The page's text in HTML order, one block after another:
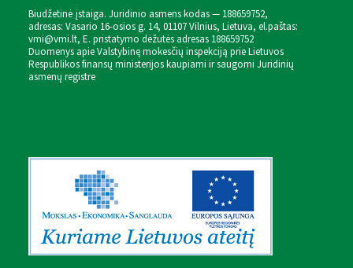
Biudžetinė įstaiga. Juridinio asmens kodas — 188659752,
adresas: Vasario 16-osios g. 14, 01107 Vilnius, Lietuva, el.paštas:
vmi@vmi.lt, E. pristatymo dėžutės adresas 188659752
Duomenys apie Valstybinę mokesčių inspekciją prie Lietuvos
Respublikos finansų ministerijos kaupiami ir saugomi Juridinių
asmenų registre